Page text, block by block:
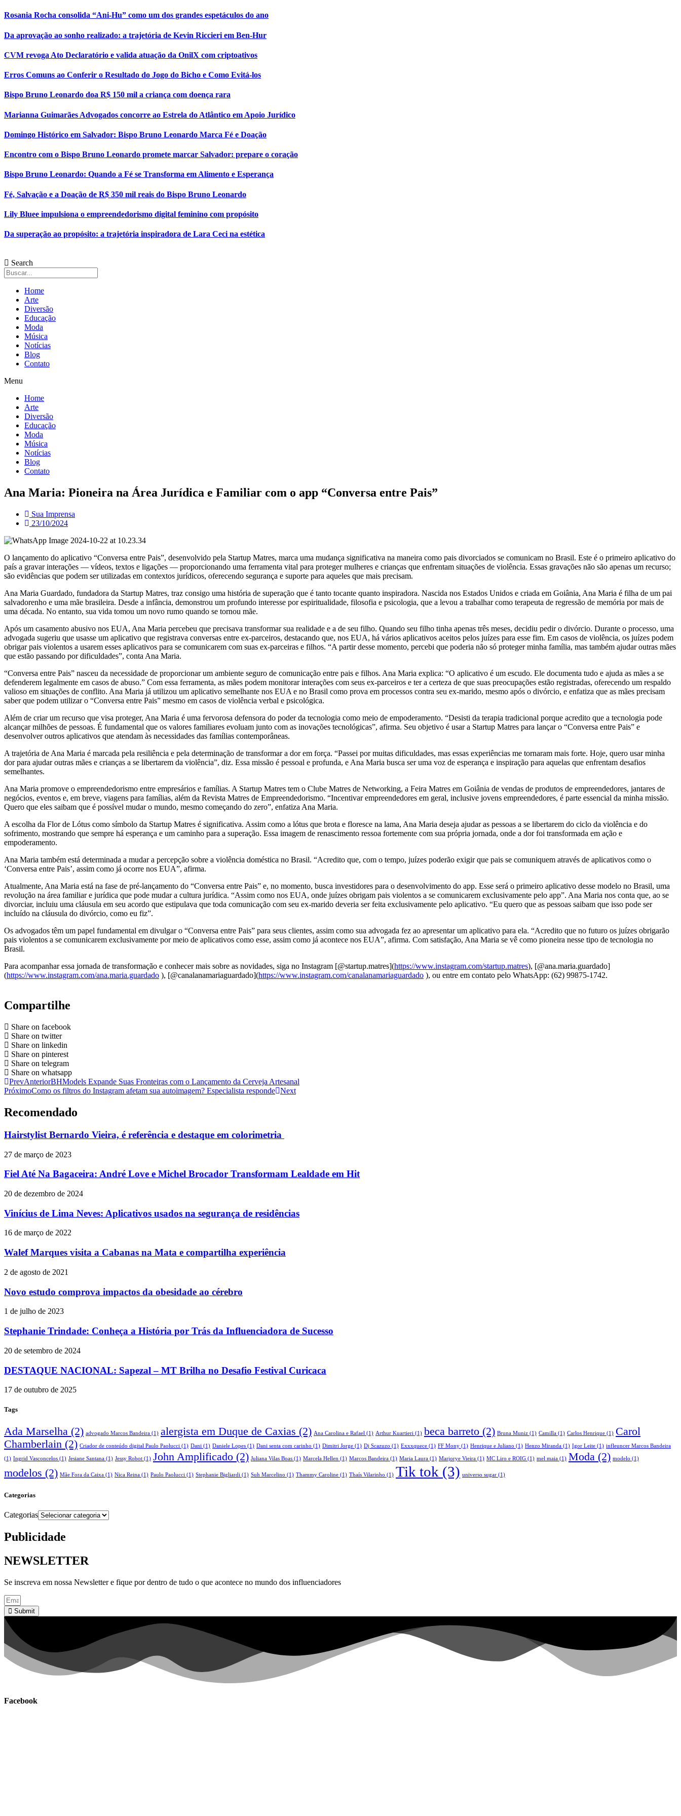
Rosania Rocha consolida “Ani-Hu” como um dos grandes espetáculos do ano
Da aprovação ao sonho realizado: a trajetória de Kevin Riccieri em Ben-Hur
CVM revoga Ato Declaratório e valida atuação da OnilX com criptoativos
Erros Comuns ao Conferir o Resultado do Jogo do Bicho e Como Evitá-los
Bispo Bruno Leonardo doa R$ 150 mil a criança com doença rara
Marianna Guimarães Advogados concorre ao Estrela do Atlântico em Apoio Jurídico
Domingo Histórico em Salvador: Bispo Bruno Leonardo Marca Fé e Doação
Encontro com o Bispo Bruno Leonardo promete marcar Salvador: prepare o coração
Bispo Bruno Leonardo: Quando a Fé se Transforma em Alimento e Esperança
Fé, Salvação e a Doação de R$ 350 mil reais do Bispo Bruno Leonardo
Lily Bluee impulsiona o empreendedorismo digital feminino com propósito
Da superação ao propósito: a trajetória inspiradora de Lara Ceci na estética
Search
Home
Arte
Diversão
Educação
Moda
Música
Notícias
Blog
Contato
Menu
Home
Arte
Diversão
Educação
Moda
Música
Notícias
Blog
Contato
Ana Maria: Pioneira na Área Jurídica e Familiar com o app “Conversa entre Pais”
Sua Imprensa
23/10/2024
O lançamento do aplicativo “Conversa entre Pais”, desenvolvido pela Startup Matres, marca uma mudança significativa na maneira como pais divorciados se comunicam no Brasil. Este é o primeiro aplicativo do
país a gravar interações — vídeos, textos e ligações — proporcionando uma ferramenta vital para proteger mulheres e crianças que enfrentam situações de violência. Essas gravações não são apenas um recurso;
são evidências que podem ser utilizadas em contextos jurídicos, oferecendo segurança e suporte para aqueles que mais precisam.
Ana Maria Guardado, fundadora da Startup Matres, traz consigo uma história de superação que é tanto tocante quanto inspiradora. Nascida nos Estados Unidos e criada em Goiânia, Ana Maria é filha de um pai
salvadorenho e uma mãe brasileira. Desde a infância, demonstrou um profundo interesse por espiritualidade, filosofia e psicologia, que a levou a trabalhar como terapeuta de regressão de memória por mais de
uma década. No entanto, sua vida tomou um novo rumo quando se tornou mãe.
Após um casamento abusivo nos EUA, Ana Maria percebeu que precisava transformar sua realidade e a de seu filho. Quando seu filho tinha apenas três meses, decidiu pedir o divórcio. Durante o processo, uma
advogada sugeriu que usasse um aplicativo que registrava conversas entre ex-parceiros, destacando que, nos EUA, há vários aplicativos aceitos pelos juízes para esse fim. Em casos de violência, os juízes podem
obrigar pais violentos a usarem esses aplicativos para se comunicarem com suas ex-parceiras e filhos. “A partir desse momento, percebi que poderia não só proteger minha família, mas também ajudar outras mães
que estão passando por dificuldades”, conta Ana Maria.
“Conversa entre Pais” nasceu da necessidade de proporcionar um ambiente seguro de comunicação entre pais e filhos. Ana Maria explica: “O aplicativo é um escudo. Ele documenta tudo e ajuda as mães a se
defenderem legalmente em casos de abuso.” Com essa ferramenta, as mães podem monitorar interações com seus ex-parceiros e ter a certeza de que suas preocupações estão registradas, oferecendo um respaldo
valioso em situações de conflito. Ana Maria já utilizou um aplicativo semelhante nos EUA e no Brasil como prova em processos contra seu ex-marido, mesmo após o divórcio, e enfatiza que as mães precisam
saber que podem utilizar o “Conversa entre Pais” mesmo em casos de violência verbal e psicológica.
Além de criar um recurso que visa proteger, Ana Maria é uma fervorosa defensora do poder da tecnologia como meio de empoderamento. “Desisti da terapia tradicional porque acredito que a tecnologia pode
alcançar milhões de pessoas. É fundamental que os valores familiares evoluam junto com as inovações tecnológicas”, afirma. Seu objetivo é usar a Startup Matres para lançar o “Conversa entre Pais” e
desenvolver outros aplicativos que atendam às necessidades das famílias contemporâneas.
A trajetória de Ana Maria é marcada pela resiliência e pela determinação de transformar a dor em força. “Passei por muitas dificuldades, mas essas experiências me tornaram mais forte. Hoje, quero usar minha
dor para ajudar outras mães e crianças a se libertarem da violência”, diz. Essa missão é pessoal e profunda, e Ana Maria busca ser uma voz de esperança e inspiração para aquelas que enfrentam desafios
semelhantes.
Ana Maria promove o empreendedorismo entre empresários e famílias. A Startup Matres tem o Clube Matres de Networking, a Feira Matres em Goiânia de vendas de produtos de empreendedores, jantares de
negócios, eventos e, em breve, viagens para famílias, além da Revista Matres de Empreendedorismo. “Incentivar empreendedores em geral, inclusive jovens empreendedores, é parte essencial da minha missão.
Quero que eles saibam que é possível mudar o mundo, mesmo começando do zero”, enfatiza Ana Maria.
A escolha da Flor de Lótus como símbolo da Startup Matres é significativa. Assim como a lótus que brota e floresce na lama, Ana Maria deseja ajudar as pessoas a se libertarem do ciclo da violência e do
sofrimento, mostrando que sempre há esperança e um caminho para a superação. Essa imagem de renascimento ressoa fortemente com sua própria jornada, onde a dor foi transformada em ação e
empoderamento.
Ana Maria também está determinada a mudar a percepção sobre a violência doméstica no Brasil. “Acredito que, com o tempo, juízes poderão exigir que pais se comuniquem através de aplicativos como o
‘Conversa entre Pais’, assim como já ocorre nos EUA”, afirma.
Atualmente, Ana Maria está na fase de pré-lançamento do “Conversa entre Pais” e, no momento, busca investidores para o desenvolvimento do app. Esse será o primeiro aplicativo desse modelo no Brasil, uma
revolução na área familiar e jurídica que pode mudar a cultura jurídica. “Assim como nos EUA, onde juízes obrigam pais violentos a se comunicarem exclusivamente pelo app”. Ana Maria nos conta que, ao se
divorciar, incluiu uma cláusula em seu acordo que estipulava que toda comunicação com seu ex-marido deveria ser feita exclusivamente pelo aplicativo. “Eu quero que as pessoas saibam que isso pode ser
incluído na cláusula do divórcio, como eu fiz”.
Os advogados têm um papel fundamental em divulgar o “Conversa entre Pais” para seus clientes, assim como sua advogada fez ao apresentar um aplicativo para ela. “Acredito que no futuro os juízes obrigarão
pais violentos a se comunicarem exclusivamente por meio de aplicativos como esse, assim como já acontece nos EUA”, afirma. Com satisfação, Ana Maria se vê como pioneira nesse tipo de tecnologia no
Brasil.
Para acompanhar essa jornada de transformação e conhecer mais sobre as novidades, siga no Instagram [@startup.matres](https://www.instagram.com/startup.matres), [@ana.maria.guardado]
(https://www.instagram.com/ana.maria.guardado ), [@canalanamariaguardado](https://www.instagram.com/canalanamariaguardado ), ou entre em contato pelo WhatsApp: (62) 99875-1742.
Compartilhe
Share on facebook
Share on twitter
Share on linkedin
Share on pinterest
Share on telegram
Share on whatsapp
PrevAnteriorBHModels Expande Suas Fronteiras com o Lançamento da Cerveja Artesanal
PróximoComo os filtros do Instagram afetam sua autoimagem? Especialista responde Next
Recomendado
Hairstylist Bernardo Vieira, é referência e destaque em colorimetria
27 de março de 2023
Fiel Até Na Bagaceira: André Love e Michel Brocador Transformam Lealdade em Hit
20 de dezembro de 2024
Vinícius de Lima Neves: Aplicativos usados na segurança de residências
16 de março de 2022
Walef Marques visita a Cabanas na Mata e compartilha experiência
2 de agosto de 2021
Novo estudo comprova impactos da obesidade ao cérebro
1 de julho de 2023
Stephanie Trindade: Conheça a História por Trás da Influenciadora de Sucesso
20 de setembro de 2024
DESTAQUE NACIONAL: Sapezal – MT Brilha no Desafio Festival Curicaca
17 de outubro de 2025
Tags
Ada Marselha (2) advogado Marcos Bandeira (1) alergista em Duque de Caxias (2) Ana Carolina e Rafael (1) Arthur Kuartieri (1) beca barreto (2) Bruna Muniz (1) Camilla (1) Carlos Henrique (1) Carol
Chamberlain (2) Criador de conteúdo digital Paulo Paolucci (1) Dani (1) Daniele Lopes (1) Dani senta com carinho (1) Dimitri Jorge (1) Dj Scazuzo (1) Exxxquece (1) FF Mony (1) Henrique e Juliano (1) Henzo Miranda (1) Igor Leite (1) infleuncer Marcos Bandeira
(1) Ingrid Vasconcelos (1) Jesiane Santana (1) Jessy Robot (1) John Amplificado (2) Juliana Vilas Boas (1) Marcela Hellen (1) Marcos Bandeira (1) Maria Laura (1) Marjorye Vieira (1) MC Liro e ROIG (1) mel maia (1) Moda (2) modelo (1)
modelos (2) Mãe Fora da Caixa (1) Nica Reina (1) Paulo Paolucci (1) Stephanie Bigliardi (1) Suh Marcelino (1) Thammy Caroline (1) Thaís Vilarinho (1) Tik tok (3) universo sugar (1)
Categorias
Categorias
Publicidade
NEWSLETTER
Se inscreva em nossa Newsletter e fique por dentro de tudo o que acontece no mundo dos influenciadores
Submit
Facebook